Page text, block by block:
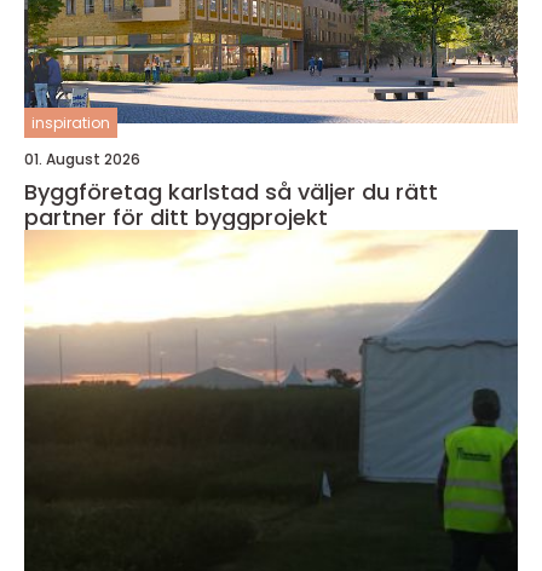
inspiration
01. August 2026
Byggföretag karlstad så väljer du rätt
partner för ditt byggprojekt